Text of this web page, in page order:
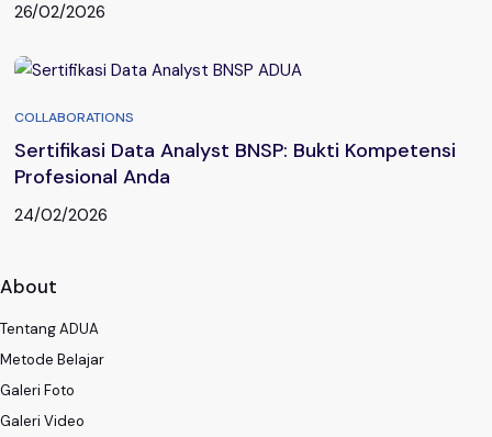
26/02/2026
COLLABORATIONS
Sertifikasi Data Analyst BNSP: Bukti Kompetensi
Profesional Anda
24/02/2026
About
Tentang ADUA
Metode Belajar
Galeri Foto
Galeri Video